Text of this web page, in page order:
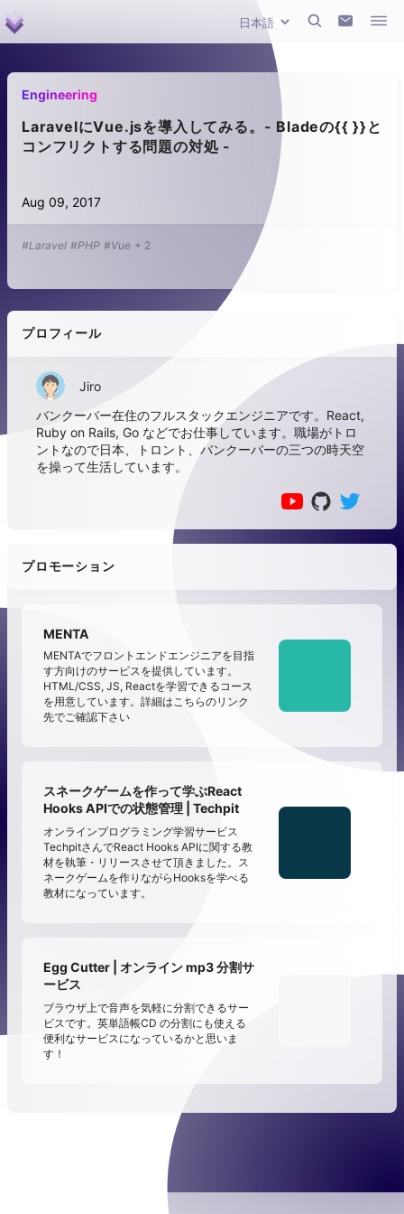
Engineering
LaravelにVue.jsを導入してみる。- Bladeの{{ }}と
コンフリクトする問題の対処 -
Aug 09, 2017
#Laravel #PHP #Vue + 2
プロフィール
Jiro
バンクーバー在住のフルスタックエンジニアです。React,
Ruby on Rails, Go などでお仕事しています。職場がトロ
ントなので日本、トロント、バンクーバーの三つの時天空
を操って生活しています。
プロモーション
MENTA
MENTAでフロントエンドエンジニアを目指
す方向けのサービスを提供しています。
HTML/CSS, JS, Reactを学習できるコース
を用意しています。詳細はこちらのリンク
先でご確認下さい
スネークゲームを作って学ぶReact
Hooks APIでの状態管理 | Techpit
オンラインプログラミング学習サービス
TechpitさんでReact Hooks APIに関する教
材を執筆・リリースさせて頂きました。ス
ネークゲームを作りながらHooksを学べる
教材になっています。
Egg Cutter | オンライン mp3 分割サ
ービス
ブラウザ上で音声を気軽に分割できるサー
ビスです。英単語帳CD の分割にも使える
便利なサービスになっているかと思いま
す！